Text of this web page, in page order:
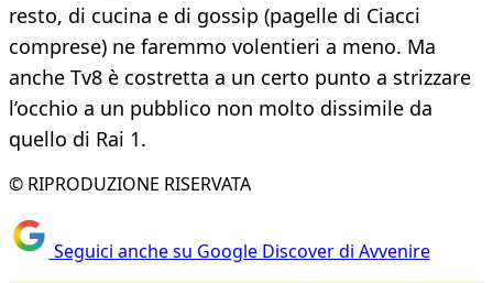
resto, di cucina e di gossip (pagelle di Ciacci
comprese) ne faremmo volentieri a meno. Ma
anche Tv8 è costretta a un certo punto a strizzare
l’occhio a un pubblico non molto dissimile da
quello di Rai 1.
© RIPRODUZIONE RISERVATA
Seguici anche su Google Discover di Avvenire